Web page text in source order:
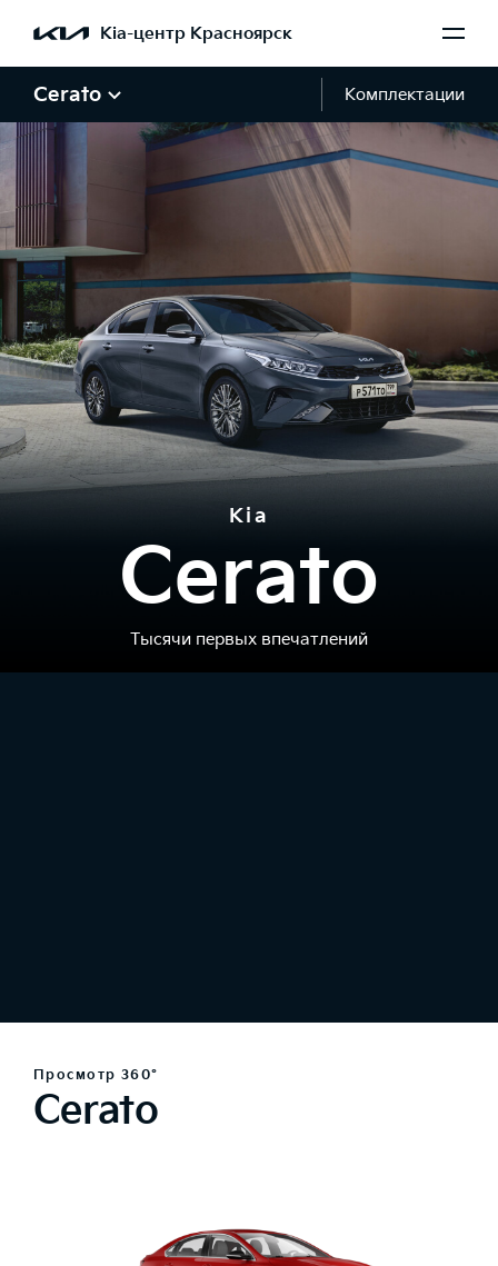
Kia-центр Красноярск
Cerato Комплектации
Галерея Cerato
Kia
Cerato
Тысячи первых впечатлений
Просмотр 360°
Cerato